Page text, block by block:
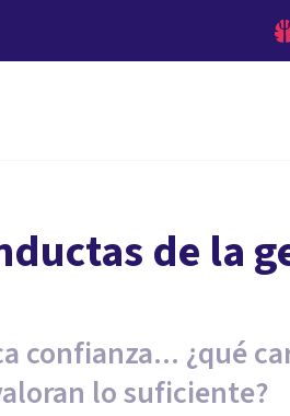
de la
confianza... ¿qué
lo suficiente?